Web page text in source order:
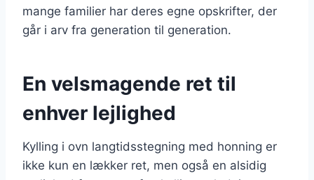
mange familier har deres egne opskrifter, der
går i arv fra generation til generation.
En velsmagende ret til
enhver lejlighed
Kylling i ovn langtidsstegning med honning er
ikke kun en lækker ret, men også en alsidig